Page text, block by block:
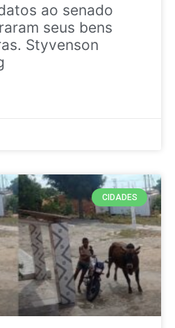
ao senado
seus bens
Styvenson
CIDADES